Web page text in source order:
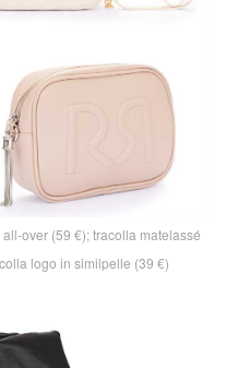
over (59 €); tracolla matelassé
logo in similpelle (39 €)